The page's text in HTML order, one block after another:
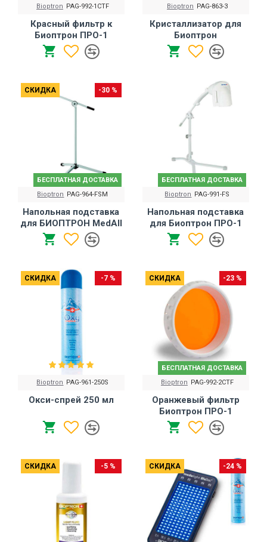
Bioptron PAG-992-1CTF
Красный фильтр к
Биоптрон ПРО-1
Bioptron PAG-863-3
Кристаллизатор для
Биоптрон
СКИДКА
БЕСПЛАТНАЯ ДОСТАВКА
-30 %
Bioptron PAG-964-FSM
Напольная подставка
для БИОПТРОН MedAll
БЕСПЛАТНАЯ ДОСТАВКА
Bioptron PAG-991-FS
Напольная подставка
для Биоптрон ПРО-1
СКИДКА -7 %
Bioptron PAG-961-250S
Окси-спрей 250 мл
СКИДКА
БЕСПЛАТНАЯ ДОСТАВКА
-23 %
Bioptron PAG-992-2CTF
Оранжевый фильтр
Биоптрон ПРО-1
СКИДКА -5 % СКИДКА -24 %